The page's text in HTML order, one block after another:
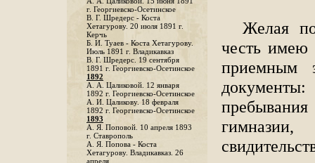
г. Георгиевско-Осетинское
B. Г. Шредерс - Коста
Хетагурову. 20 июля 1891 г.
Керчь
Б. И. Туаев - Коста Хетагурову.
Июль 1891 г. Владикавказ
В. Г. Шредерс. 19 сентября
1891 г. Георгиевско-Осетинское
1892
А. А. Цаликовой. 12 января
1892 г. Георгиевско-Осетинское
А. И. Цаликову. 18 февраля
1892 г. Георгиевско-Осетинское
1893
А. Я. Поповой. 10 апреля 1893
г. Ставрополь
A. Я. Попова - Коста
Хетагурову. Владикавказ. 26
апреля
Желая
честь имею
приемным